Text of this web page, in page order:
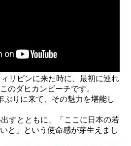
リピンに来た時に、最初に連れ
のダヒカンビーチです。
ぶりに来て、その魅力を堪能し
すとともに、「ここに日本の若
と」という使命感が芽生えまし